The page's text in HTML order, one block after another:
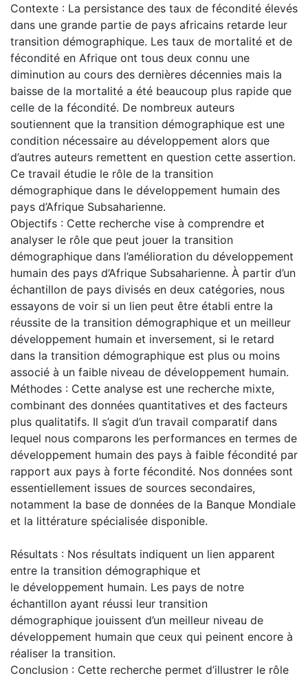
Contexte : La persistance des taux de fécondité élevés
dans une grande partie de pays africains retarde leur
transition démographique. Les taux de mortalité et de
fécondité en Afrique ont tous deux connu une
diminution au cours des dernières décennies mais la
baisse de la mortalité a été beaucoup plus rapide que
celle de la fécondité. De nombreux auteurs
soutiennent que la transition démographique est une
condition nécessaire au développement alors que
d’autres auteurs remettent en question cette assertion.
Ce travail étudie le rôle de la transition
démographique dans le développement humain des
pays d’Afrique Subsaharienne.
Objectifs : Cette recherche vise à comprendre et
analyser le rôle que peut jouer la transition
démographique dans l’amélioration du développement
humain des pays d’Afrique Subsaharienne. À partir d’un
échantillon de pays divisés en deux catégories, nous
essayons de voir si un lien peut être établi entre la
réussite de la transition démographique et un meilleur
développement humain et inversement, si le retard
dans la transition démographique est plus ou moins
associé à un faible niveau de développement humain.
Méthodes : Cette analyse est une recherche mixte,
combinant des données quantitatives et des facteurs
plus qualitatifs. Il s’agit d’un travail comparatif dans
lequel nous comparons les performances en termes de
développement humain des pays à faible fécondité par
rapport aux pays à forte fécondité. Nos données sont
essentiellement issues de sources secondaires,
notamment la base de données de la Banque Mondiale
et la littérature spécialisée disponible.
Résultats : Nos résultats indiquent un lien apparent
entre la transition démographique et
le développement humain. Les pays de notre
échantillon ayant réussi leur transition
démographique jouissent d’un meilleur niveau de
développement humain que ceux qui peinent encore à
réaliser la transition.
Conclusion : Cette recherche permet d’illustrer le rôle